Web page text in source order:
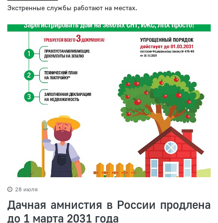
Экстренные службы работают на местах.
28 июля
Дачная амнистия в России продлена
до 1 марта 2031 года